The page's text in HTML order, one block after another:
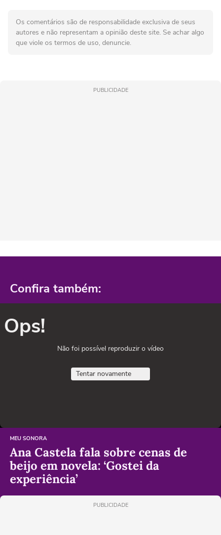
Os comentários são de responsabilidade exclusiva de seus
autores e não representam a opinião deste site. Se achar algo
que viole os termos de uso, denuncie.
PUBLICIDADE
Confira também:
Ops!
Não foi possível reproduzir o vídeo
Tentar novamente
MEU SONORA
Ana Castela fala sobre cenas de
beijo em novela: ‘Gostei da
experiência’
PUBLICIDADE